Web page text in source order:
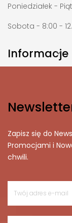
Poniedziałek -
Sobota - 8:00 -
Informacje

Zapisz się do
Promocjami i
chwili.